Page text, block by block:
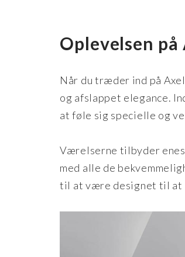
Oplevelsen
Når du træder ind på
og afslappet elegance.
at føle sig specielle og
Værelserne tilbyder
med alle de
til at være designet til at